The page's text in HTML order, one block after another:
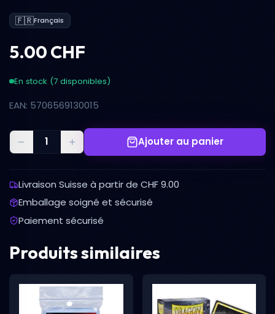
🇫🇷Français
5.00 CHF
En stock (7 disponibles)
EAN: 5706569130015
Ajouter au panier
Livraison Suisse à partir de CHF 9.00
Emballage soigné et sécurisé
Paiement sécurisé
Produits similaires